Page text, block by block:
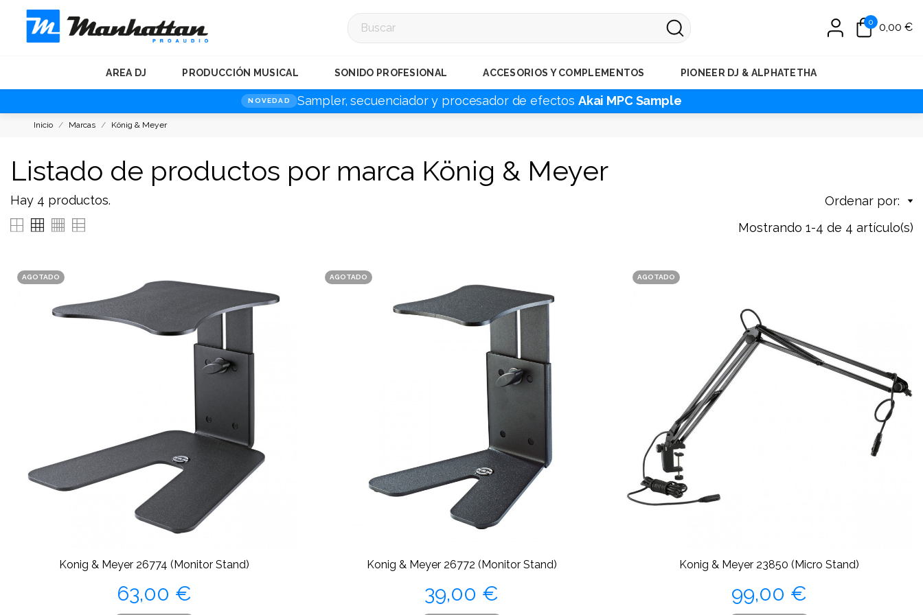
NOVEDAD Sampler, secuenciador y procesador de efectos Akai MPC Sample
0 0,00 €
AREA DJ PRODUCCIÓN MUSICAL SONIDO PROFESIONAL ACCESORIOS Y COMPLEMENTOS PIONEER DJ & ALPHATETHA
Inicio Marcas König & Meyer
Listado de productos por marca König & Meyer
Hay 4 productos.
Ordenar por:
Mostrando 1-4 de 4 artículo(s)
AGOTADO
Konig & Meyer 26774 (Monitor Stand)
Precio
63,00 €
AGOTADO
Konig & Meyer 26772 (Monitor Stand)
Precio
39,00 €
AGOTADO
Konig & Meyer 23850 (Micro Stand)
Precio
99,00 €